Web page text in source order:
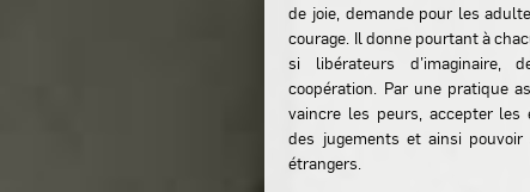
de joie, demande pour les
courage. Il donne pourtant à
si libérateurs d’imaginaire,
coopération. Par une pratique
vaincre les peurs, accepter les
des jugements et ainsi pouvoir
étrangers.